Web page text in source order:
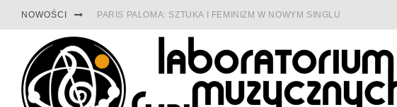
NOWOŚCI PARIS PALOMA: SZTUKA I FEMINIZM W NOWYM SINGLU
TABULA RASA Z SINGLEM DIAMENTY. SAMOTNOŚĆ I OPÓR
CINNAMON GUM MIĘDZY SOULEM A PAMIĘCIĄ
FRANCUSKI PROG METAL WEDŁUG DUALISIS